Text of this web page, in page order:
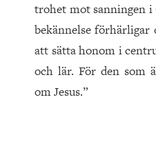
trohet mot sanningen i
bekännelse förhärligar
att sätta honom i
och lär. För den som
om Jesus.”